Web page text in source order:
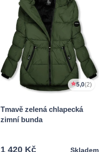
5,0(2)
Tmavě zelená chlapecká
zimní bunda
1 420 Kč
Skladem